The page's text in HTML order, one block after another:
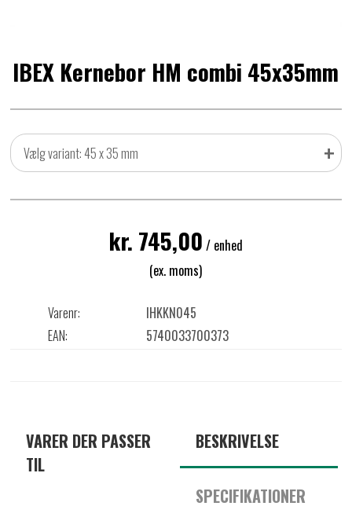
IBEX Kernebor HM combi 45x35mm
Vælg variant: 45 x 35 mm +
kr. 745,00 / enhed
(ex. moms)
Varenr:
IHKKN045
EAN:
5740033700373
VARER DER PASSER
TIL
BESKRIVELSE
SPECIFIKATIONER